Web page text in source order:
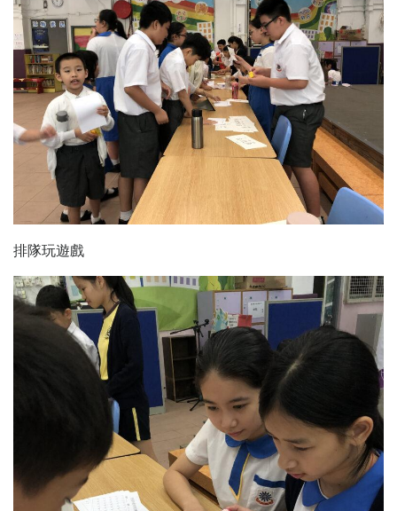
排隊玩遊戲